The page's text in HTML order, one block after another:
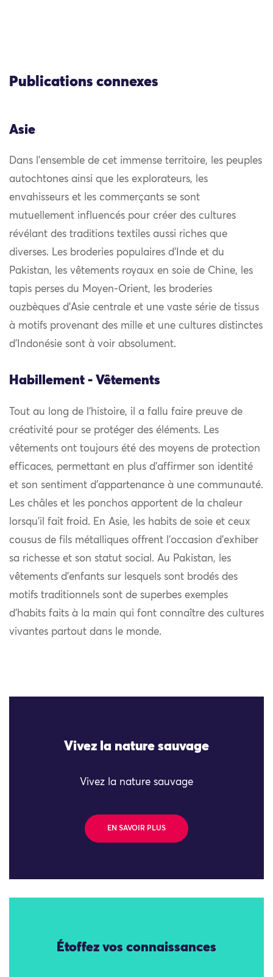
Publications connexes
Asie
Dans l’ensemble de cet immense territoire, les peuples
autochtones ainsi que les explorateurs, les
envahisseurs et les commerçants se sont
mutuellement influencés pour créer des cultures
révélant des traditions textiles aussi riches que
diverses. Les broderies populaires d’Inde et du
Pakistan, les vêtements royaux en soie de Chine, les
tapis perses du Moyen-Orient, les broderies
ouzbèques d’Asie centrale et une vaste série de tissus
à motifs provenant des mille et une cultures distinctes
d’Indonésie sont à voir absolument.
Habillement - Vêtements
Tout au long de l’histoire, il a fallu faire preuve de
créativité pour se protéger des éléments. Les
vêtements ont toujours été des moyens de protection
efficaces, permettant en plus d’affirmer son identité
et son sentiment d’appartenance à une communauté.
Les châles et les ponchos apportent de la chaleur
lorsqu’il fait froid. En Asie, les habits de soie et ceux
cousus de fils métalliques offrent l’occasion d’exhiber
sa richesse et son statut social. Au Pakistan, les
vêtements d’enfants sur lesquels sont brodés des
motifs traditionnels sont de superbes exemples
d’habits faits à la main qui font connaître des cultures
vivantes partout dans le monde.
Vivez la nature sauvage
Vivez la nature sauvage
EN SAVOIR PLUS
Étoffez vos connaissances